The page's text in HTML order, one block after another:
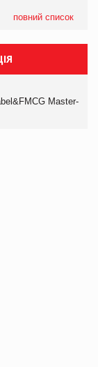
повний список
Master-